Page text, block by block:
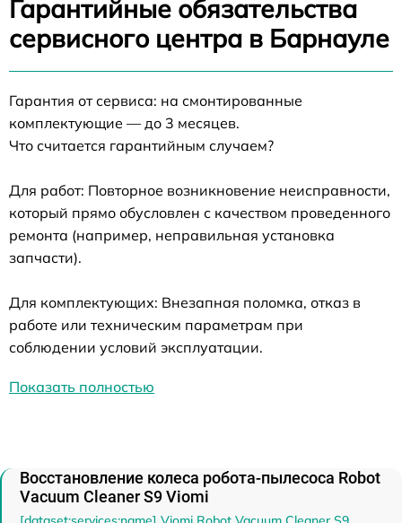
Гарантийные обязательства
сервисного центра в Барнауле
Гарантия от сервиса: на смонтированные
комплектующие — до 3 месяцев.
Что считается гарантийным случаем?
Для работ: Повторное возникновение неисправности,
который прямо обусловлен с качеством проведенного
ремонта (например, неправильная установка
запчасти).
Для комплектующих: Внезапная поломка, отказ в
работе или техническим параметрам при
соблюдении условий эксплуатации.
Показать полностью
Восстановление колеса робота-пылесоса Robot
Vacuum Cleaner S9 Viomi